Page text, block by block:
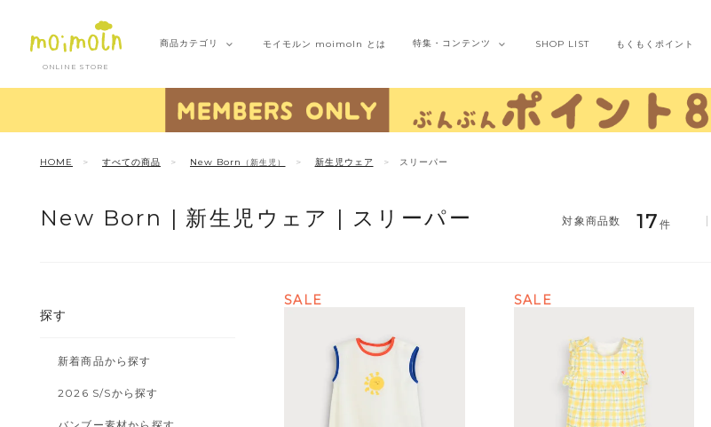
ONLINE STORE
商品カテゴリ モイモルン moimoln とは 特集・ コンテンツ SHOP LIST もくもくポイント
HOME すべての商品 New Born （新生児） 新生児ウェア スリーパー
17 件
New Born | 新生児ウェア | スリーパー
探す
新着商品から探す
2026 S/Sから探す
SALE SALE